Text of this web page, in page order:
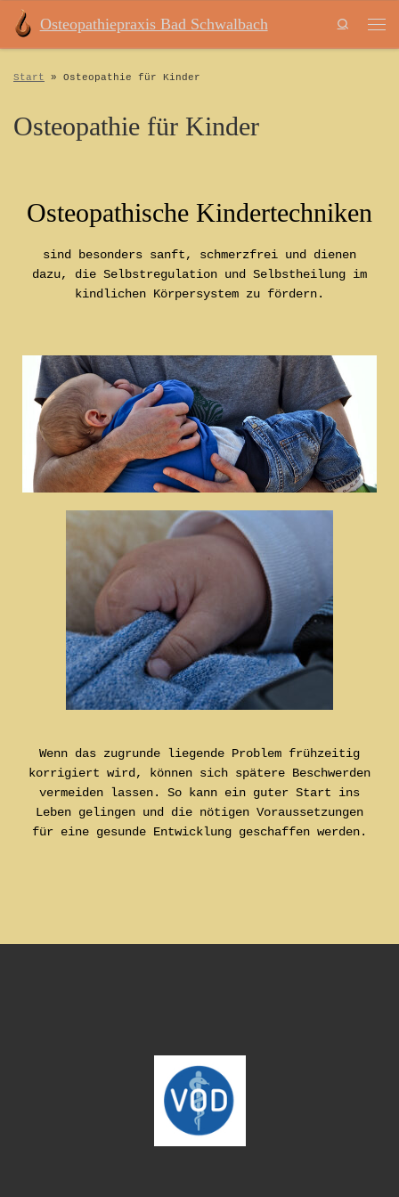
Zum Inhalt springen
Osteopathiepraxis Bad Schwalbach Search
Start » Osteopathie für Kinder
Osteopathie für Kinder
Osteopathische Kindertechniken
sind besonders sanft, schmerzfrei und dienen
dazu, die Selbstregulation und Selbstheilung im
kindlichen Körpersystem zu fördern.
Wenn das zugrunde liegende Problem frühzeitig
korrigiert wird, können sich spätere Beschwerden
vermeiden lassen. So kann ein guter Start ins
Leben gelingen und die nötigen Voraussetzungen
für eine gesunde Entwicklung geschaffen werden.